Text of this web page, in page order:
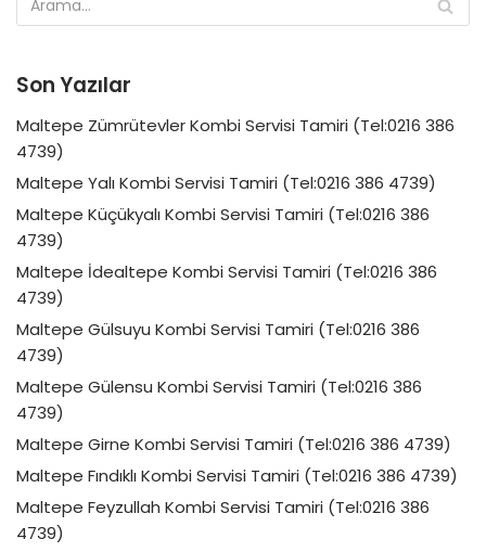
Son Yazılar
Maltepe Zümrütevler Kombi Servisi Tamiri (Tel:0216 386
4739)
Maltepe Yalı Kombi Servisi Tamiri (Tel:0216 386 4739)
Maltepe Küçükyalı Kombi Servisi Tamiri (Tel:0216 386
4739)
Maltepe İdealtepe Kombi Servisi Tamiri (Tel:0216 386
4739)
Maltepe Gülsuyu Kombi Servisi Tamiri (Tel:0216 386
4739)
Maltepe Gülensu Kombi Servisi Tamiri (Tel:0216 386
4739)
Maltepe Girne Kombi Servisi Tamiri (Tel:0216 386 4739)
Maltepe Fındıklı Kombi Servisi Tamiri (Tel:0216 386 4739)
Maltepe Feyzullah Kombi Servisi Tamiri (Tel:0216 386
4739)